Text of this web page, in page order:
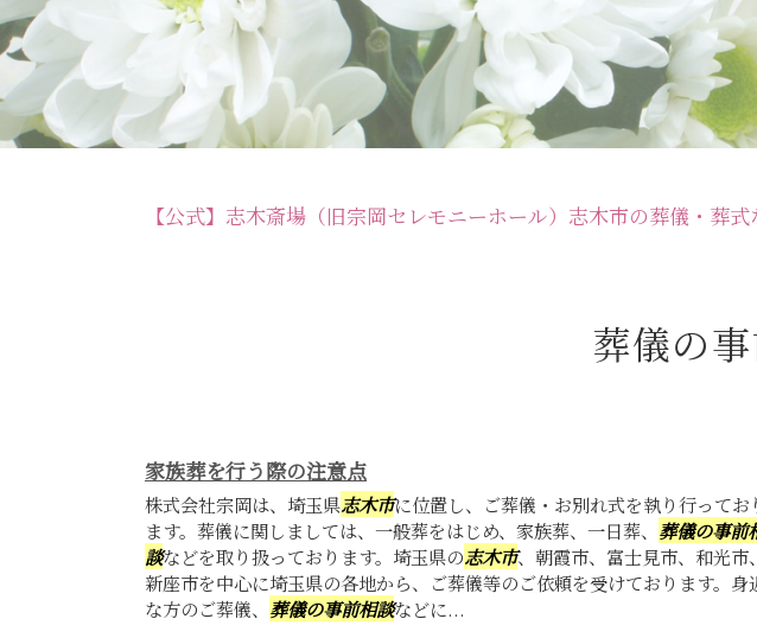
【公式】志木斎場（旧宗岡セレモニーホール）志木市の葬儀・葬
葬儀の
家族葬を行う際の注意点
株式会社宗岡は、埼玉県志木市に位置し、ご葬儀・お別れ式を執り行ってお
ます。葬儀に関しましては、一般葬をはじめ、家族葬、一日葬、 葬儀の事前
談などを取り扱っております。埼玉県の志木市、朝霞市、富士見市、和光市、
新座市を中心に埼玉県の各地から、ご葬儀等のご依頼を受けております。身
な方のご葬儀、 葬儀の事前相談などに...